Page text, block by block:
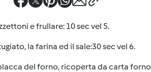
e frullare: 10 sec vel 5.
la farina ed il sale:30 sec vel 6.
del forno, ricoperta da carta